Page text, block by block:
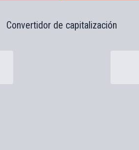
Convertidor de capitalización